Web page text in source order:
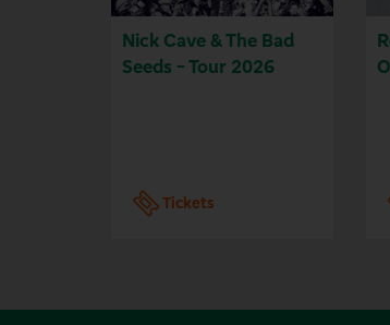
Nick Cave & The Bad
Seeds - Tour 2026
Tickets